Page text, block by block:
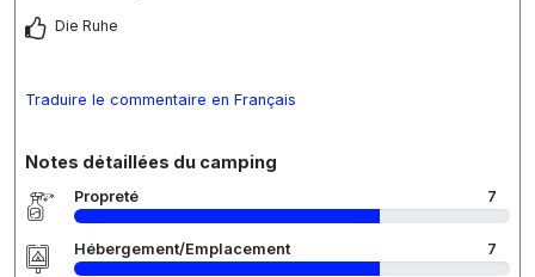
Die Ruhe
Traduire le commentaire en Français
Notes détaillées du camping
Propreté 7
Hébergement/Emplacement 7